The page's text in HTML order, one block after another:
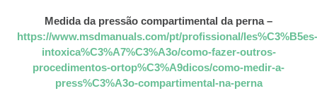
Medida da pressão compartimental da perna –
https://www.msdmanuals.com/pt/profissional/les%C3%B5es-
intoxica%C3%A7%C3%A3o/como-fazer-outros-
procedimentos-ortop%C3%A9dicos/como-medir-a-
press%C3%A3o-compartimental-na-perna